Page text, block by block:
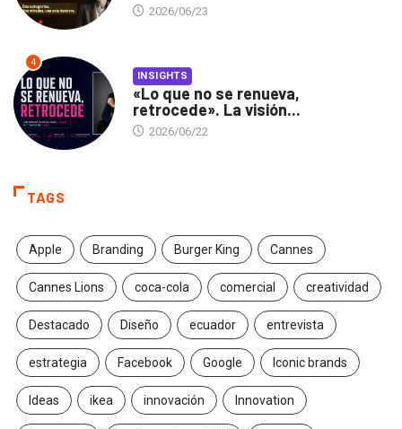
2026/06/23
4
INSIGHTS
«Lo que no se renueva,
retrocede». La visión...
2026/06/22
TAGS
Apple Branding Burger King Cannes
Cannes Lions coca-cola comercial creatividad
Destacado Diseño ecuador entrevista
estrategia Facebook Google Iconic brands
Ideas ikea innovación Innovation